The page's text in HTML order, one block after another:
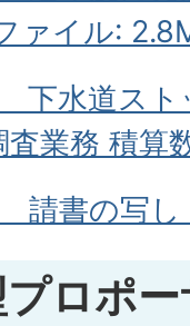
ァイル:
下水道スト
査業務 積算
請書の写し
ロポ